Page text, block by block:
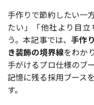
手作りで節約したい一
たい」「他社より目
う。本記事では、手作
き装飾の境界線をわか
手がけるプロ仕様のブ
記憶に残る採用ブース
す。